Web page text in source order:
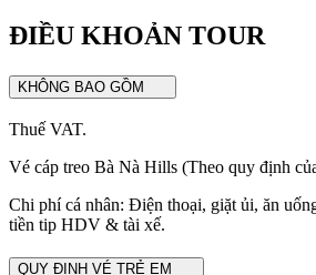
ĐIỀU KHOẢN TOUR
KHÔNG BAO GỒM
Thuế VAT.
Vé cáp treo Bà Nà Hills (Theo quy định
Chi phí cá nhân: Điện thoại, giặt ủi, ăn
tiền tip HDV & tài xế.
QUY ĐỊNH VÉ TRẺ EM